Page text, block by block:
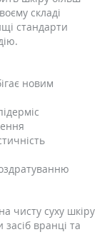
складі
стандарти
новим
чисту суху шкіру
вранці та